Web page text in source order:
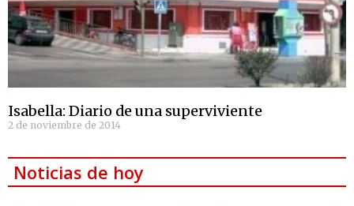
Isabella: Diario de una superviviente
2 de noviembre de 2014
Noticias de hoy